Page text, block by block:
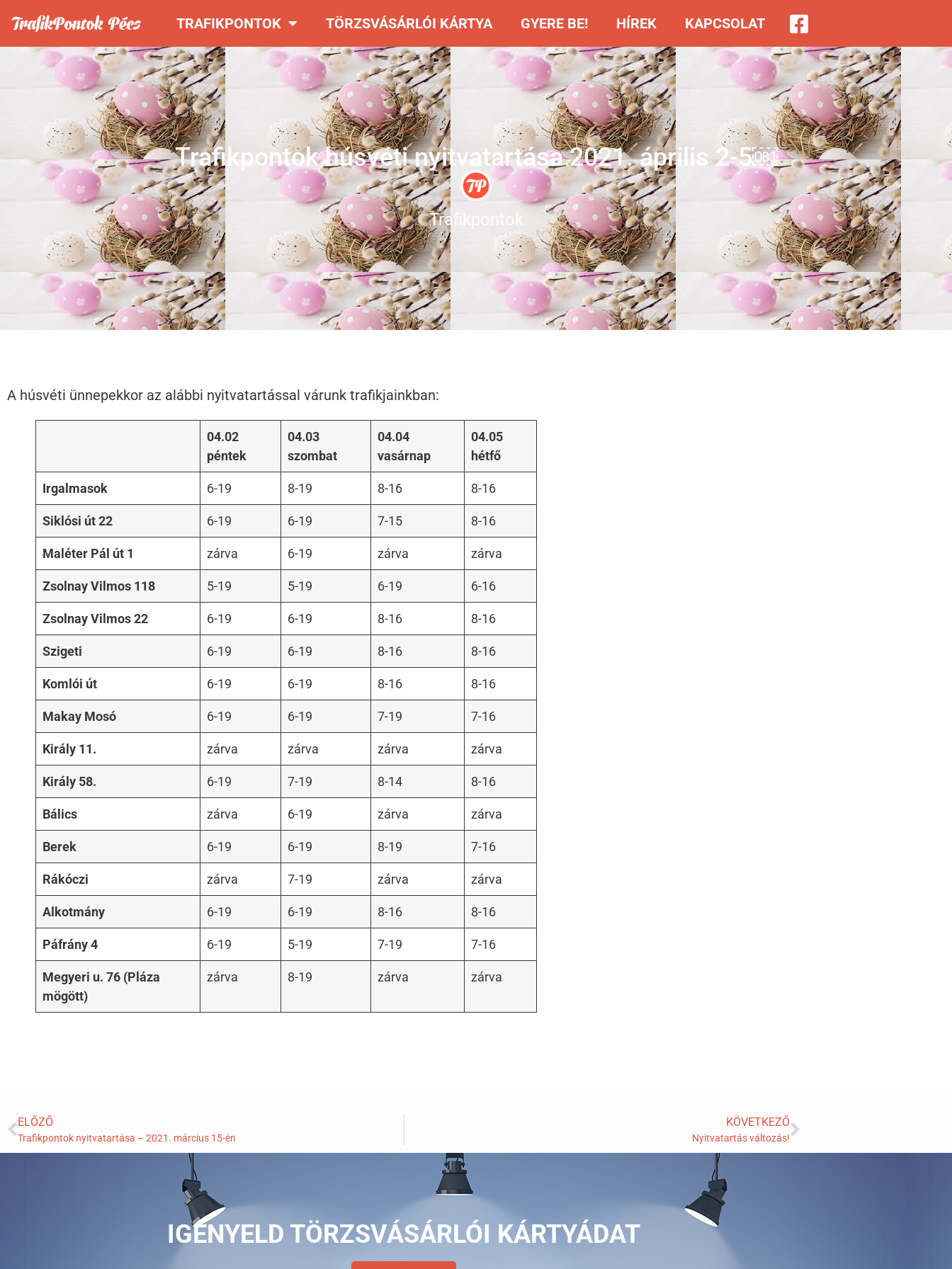
TRAFIKPONTOK TÖRZSVÁSÁRLÓI KÁRTYA GYERE BE! HÍREK KAPCSOLAT
Trafikpontok húsvéti nyitvatartása 2021. április 2-5￼
Trafikpontok
A húsvéti ünnepekkor az alábbi nyitvatartással várunk trafikjainkban:
04.02
péntek
04.03
szombat
04.04
vasárnap
04.05
hétfő
Irgalmasok 6-19 8-19 8-16 8-16
Siklósi út 22 6-19 6-19 7-15 8-16
Maléter Pál út 1 zárva 6-19 zárva zárva
Zsolnay Vilmos 118 5-19 5-19 6-19 6-16
Zsolnay Vilmos 22 6-19 6-19 8-16 8-16
Szigeti 6-19 6-19 8-16 8-16
Komlói út 6-19 6-19 8-16 8-16
Makay Mosó 6-19 6-19 7-19 7-16
Király 11. zárva zárva zárva zárva
Király 58. 6-19 7-19 8-14 8-16
Bálics zárva 6-19 zárva zárva
Berek 6-19 6-19 8-19 7-16
Rákóczi zárva 7-19 zárva zárva
Alkotmány 6-19 6-19 8-16 8-16
Páfrány 4 6-19 5-19 7-19 7-16
Megyeri u. 76 (Pláza
mögött)
zárva 8-19 zárva zárva
ELŐZŐ
Trafikpontok nyitvatartása – 2021. március 15-én
KÖVETKEZŐ
Nyitvatartás változás!
IGÉNYELD TÖRZSVÁSÁRLÓI KÁRTYÁDAT